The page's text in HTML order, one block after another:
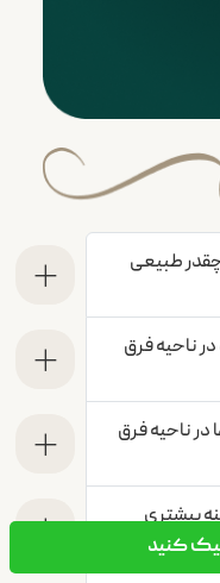
طبیعی
ناحیه فرق
ناحیه فرق
بیشتری
کنید